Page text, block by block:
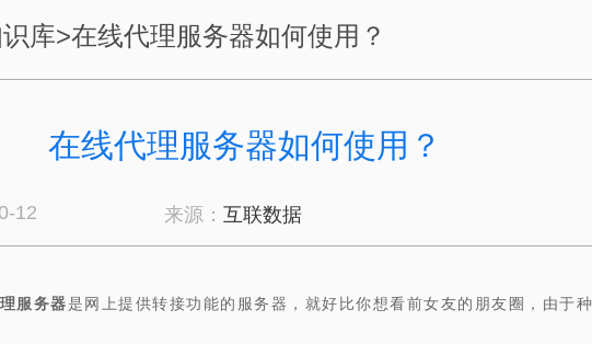
库>在线代理服务器如何使用？
在线代理服务器如何使用？
12 来源： 互联数据
服务器是网上提供转接功能的服务器，就好比你想看前女友的朋友圈，由于种